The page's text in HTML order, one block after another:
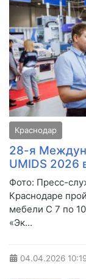
Краснодар
28-я
UMIDS 2026
Фото: Пресс-
Краснодаре
мебели С 7 по
«Эк...
04.04.2026